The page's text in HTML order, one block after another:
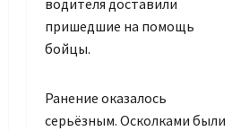
водителя доставили
пришедшие на помощь
бойцы.
Ранение оказалось
серьёзным. Осколками были